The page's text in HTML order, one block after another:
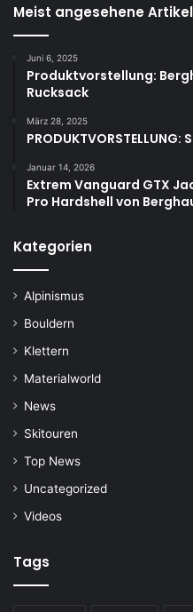
Meist angesehene Artikel
Juni 6, 2025
Produktvorstellung:
Rucksack
März 28, 2025
PRODUKTVORSTELLUNG:
Januar 14, 2026
Extrem Vanguard GTX
Pro Hardshell von
Kategorien
Alpinismus
Bouldern
Klettern
Materialworld
News
Skitouren
Top News
Uncategorized
Videos
Tags